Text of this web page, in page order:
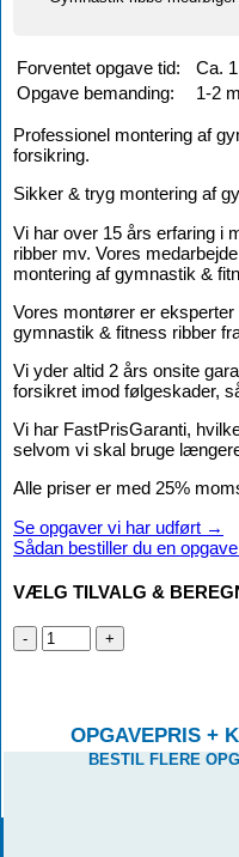
Forventet opgave tid:
Ca.
Opgave bemanding:
1-2
Professionel montering af
forsikring.
Sikker & tryg montering af
Vi har over 15 års erfaring i
ribber mv. Vores
montering af gymnastik &
Vores montører er
gymnastik & fitness ribber
Vi yder altid 2 års onsite
forsikret imod følgeskader,
Vi har FastPrisGaranti,
selvom vi skal bruge
Alle priser er med 25%
Se opgaver vi har udført →
Sådan bestiller du en
VÆLG TILVALG &
Montering
af
OPGAVEPRIS +
BESTIL FLERE